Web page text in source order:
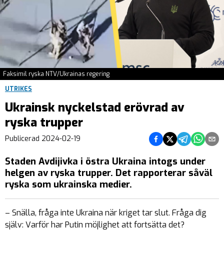
Faksimil ryska NTV/Ukrainas regering
UTRIKES
Ukrainsk nyckelstad erövrad av
ryska trupper
Publicerad 2024-02-19 Dela på Facebook
Dela på Twitter
Dela påDela på
Dela
Staden Avdijivka i östra Ukraina intogs under
helgen av ryska trupper. Det rapporterar såväl
ryska som ukrainska medier.
– Snälla, fråga inte Ukraina när kriget tar slut. Fråga dig
själv: Varför har Putin möjlighet att fortsätta det?